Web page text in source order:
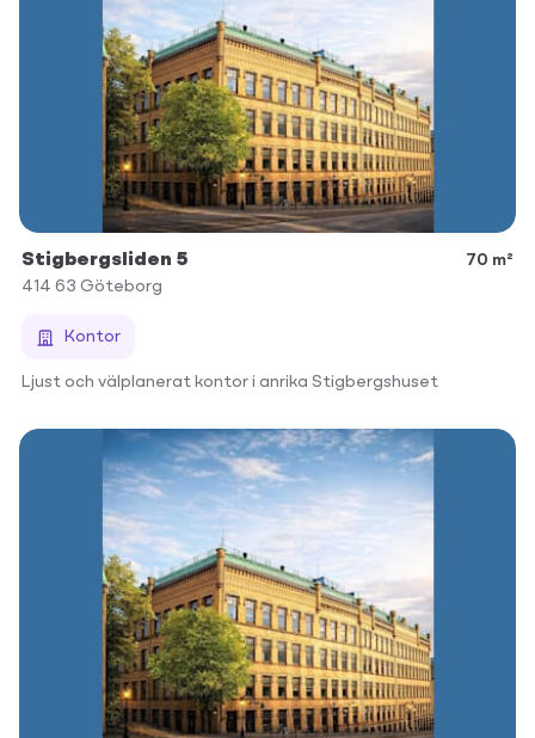
Stigbergsliden 5
70 m²
414 63 Göteborg
Kontor
Ljust och välplanerat kontor i anrika Stigbergshuset